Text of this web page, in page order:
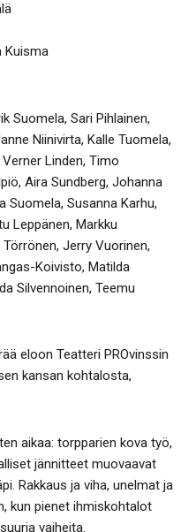
Kuisma
Suomela, Sari Pihlainen,
Niinivirta, Kalle Tuomela,
Linden, Timo
Aira Sundberg, Johanna
Suomela, Susanna Karhu,
Leppänen, Markku
Jerry Vuorinen,
Koivisto, Matilda
Silvennoinen, Teemu
eloon Teatteri PROvinssin
kansan kohtalosta,
aikaa: torpparien kova työ,
jännitteet muovaavat
Rakkaus ja viha, unelmat ja
kun pienet ihmiskohtalot
vaiheita.